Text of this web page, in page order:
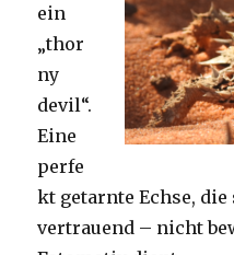
ein
„thor
ny
devil“.
Eine
perfe
kt getarnte Echse,
vertrauend – nicht